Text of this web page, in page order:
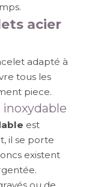
acier
adapté à
tous les
piece.
est
il se porte
existent
ou de